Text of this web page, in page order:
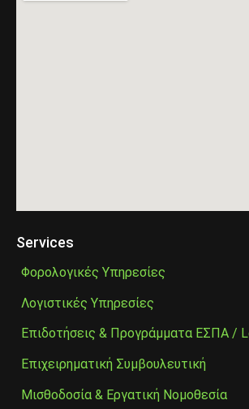
Services
Φορολογικές Υπηρεσίες
Λογιστικές Υπηρεσίες
Επιδοτήσεις & Προγράμματα ΕΣΠΑ /
Επιχειρηματική Συμβουλευτική
Μισθοδοσία & Εργατική Νομοθεσία